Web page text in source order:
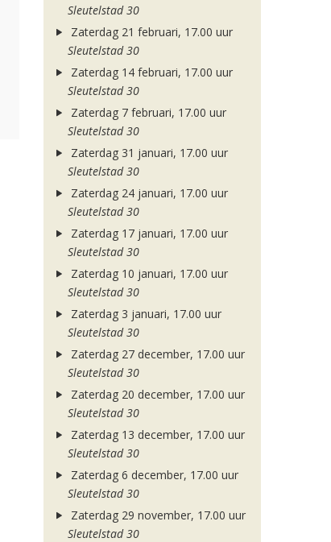
Sleutelstad 30
Zaterdag 21 februari, 17.00 uur
Sleutelstad 30
Zaterdag 14 februari, 17.00 uur
Sleutelstad 30
Zaterdag 7 februari, 17.00 uur
Sleutelstad 30
Zaterdag 31 januari, 17.00 uur
Sleutelstad 30
Zaterdag 24 januari, 17.00 uur
Sleutelstad 30
Zaterdag 17 januari, 17.00 uur
Sleutelstad 30
Zaterdag 10 januari, 17.00 uur
Sleutelstad 30
Zaterdag 3 januari, 17.00 uur
Sleutelstad 30
Zaterdag 27 december, 17.00 uur
Sleutelstad 30
Zaterdag 20 december, 17.00 uur
Sleutelstad 30
Zaterdag 13 december, 17.00 uur
Sleutelstad 30
Zaterdag 6 december, 17.00 uur
Sleutelstad 30
Zaterdag 29 november, 17.00 uur
Sleutelstad 30